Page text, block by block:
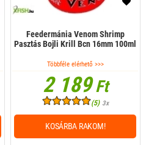
Feedermánia Venom Shrimp
Pasztás Bojli Krill Bcn 16mm 100ml
Többféle elérhető >>>
2 189Ft
(5) 3x
KOSÁRBA RAKOM!